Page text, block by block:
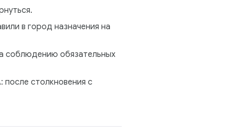
в город назначения на
соблюдению обязательных
столкновения с